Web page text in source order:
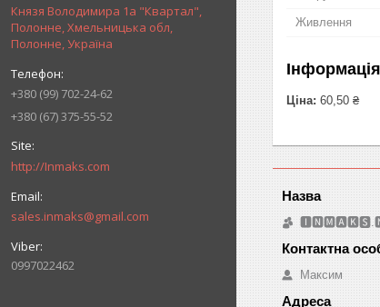
Князя Володимира 1а "Квартал",
Полонне, Хмельницька обл,
Полонне, Україна
+380 (99) 702-24-62
+380 (67) 375-55-52
http://Inmaks.com
sales.inmaks@gmail.com
0997022462
Живлення
Ціна: 60,50 ₴
Максим